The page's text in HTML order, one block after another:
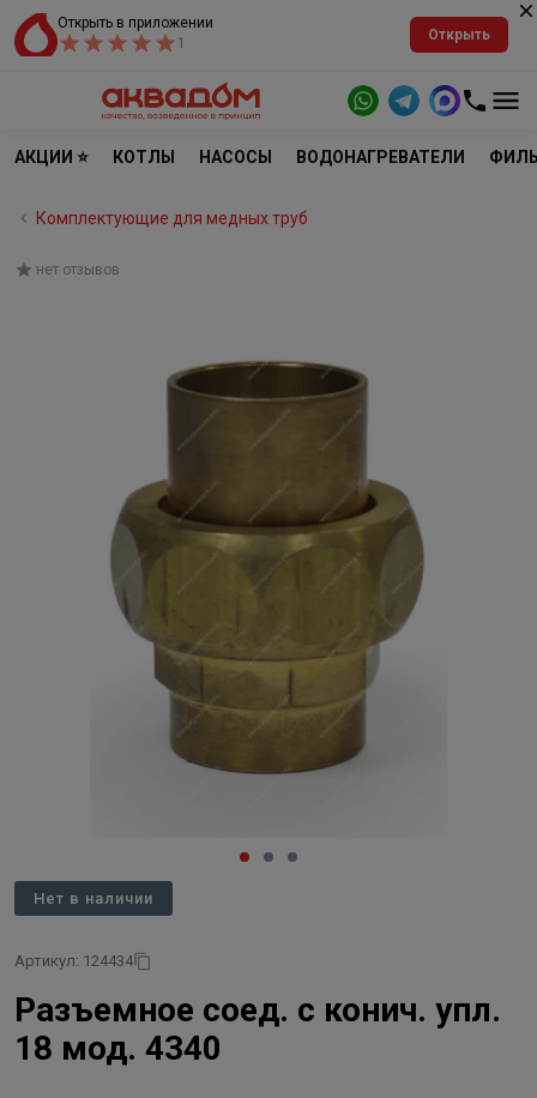
Открыть в приложении
1
Открыть
АКЦИИ ⭐ КОТЛЫ НАСОСЫ ВОДОНАГРЕВАТЕЛИ
Комплектующие для медных труб
нет отзывов
Нет в наличии
Артикул: 124434
Разъемное соед. с конич. упл.
18 мод. 4340